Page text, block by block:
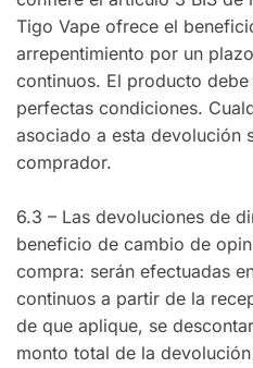
Tigo Vape ofrece el
arrepentimiento por un
continuos. El producto
perfectas condiciones.
asociado a esta devolución
comprador.
6.3 – Las devoluciones de
beneficio de cambio de
compra: serán efectuadas
continuos a partir de la
de que aplique, se
monto total de la